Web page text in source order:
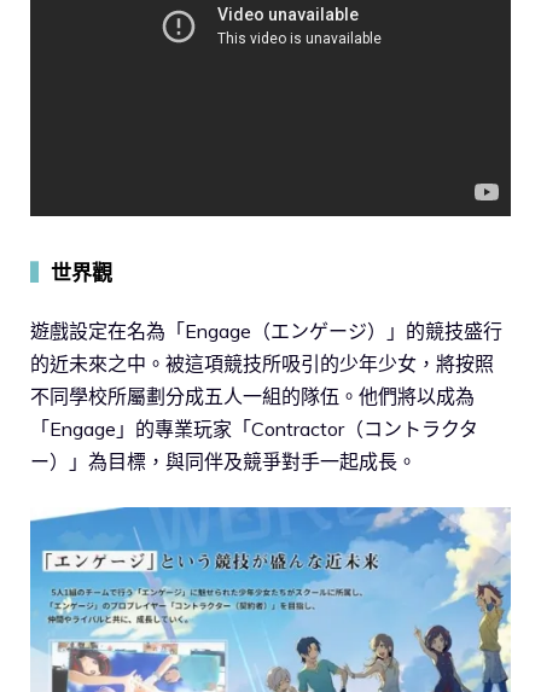
世界觀
遊戲設定在名為「Engage（エンゲージ）」的競技盛行
的近未來之中。被這項競技所吸引的少年少女，將按照
不同學校所屬劃分成五人一組的隊伍。他們將以成為
「Engage」的專業玩家「Contractor（コントラクタ
ー）」為目標，與同伴及競爭對手一起成長。